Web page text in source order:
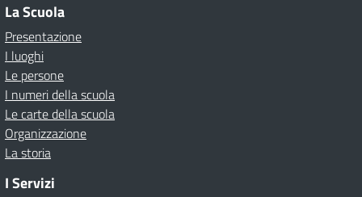
La Scuola
Presentazione
I luoghi
Le persone
I numeri della scuola
Le carte della scuola
Organizzazione
La storia
I Servizi